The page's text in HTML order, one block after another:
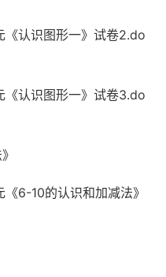
《认识图形一》试卷2.do
《认识图形一》试卷3.do
6-10的认识和加减法》